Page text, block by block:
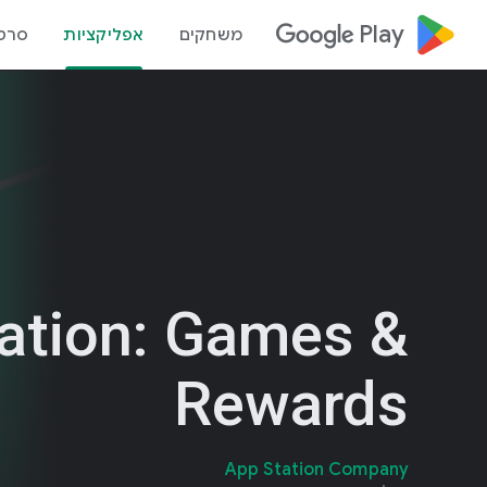
google_logo Play משחקים אפליקציות
Games &
Rewards
App Station Company